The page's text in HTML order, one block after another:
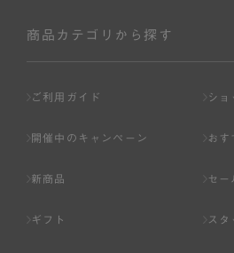
商品カテゴリから探す
ご利用ガイド ショ
開催中のキャンペーン おす
新商品 セー
ギフト スタ